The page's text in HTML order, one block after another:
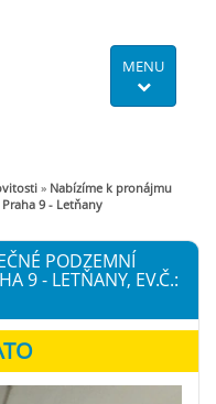
MENU
» Nabízíme k pronájmu
9 - Letňany
PODZEMNÍ
9 - LETŇANY, EV.Č.: